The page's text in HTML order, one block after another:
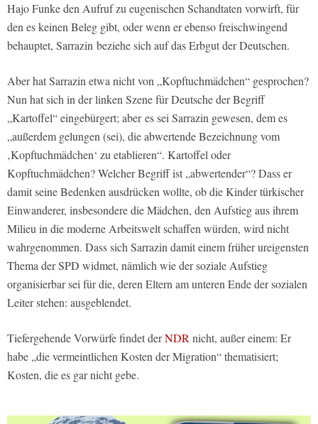
Hajo Funke den Aufruf zu eugenischen Schandtaten vorwirft, für
den es keinen Beleg gibt, oder wenn er ebenso freischwingend
behauptet, Sarrazin beziehe sich auf das Erbgut der Deutschen.
Aber hat Sarrazin etwa nicht von „Kopftuchmädchen“ gesprochen?
Nun hat sich in der linken Szene für Deutsche der Begriff
„Kartoffel“ eingebürgert; aber es sei Sarrazin gewesen, dem es
„außerdem gelungen (sei), die abwertende Bezeichnung vom
‚Kopftuchmädchen‘ zu etablieren“. Kartoffel oder
Kopftuchmädchen? Welcher Begriff ist „abwertender“? Dass er
damit seine Bedenken ausdrücken wollte, ob die Kinder türkischer
Einwanderer, insbesondere die Mädchen, den Aufstieg aus ihrem
Milieu in die moderne Arbeitswelt schaffen würden, wird nicht
wahrgenommen. Dass sich Sarrazin damit einem früher ureigensten
Thema der SPD widmet, nämlich wie der soziale Aufstieg
organisierbar sei für die, deren Eltern am unteren Ende der sozialen
Leiter stehen: ausgeblendet.
Tiefergehende Vorwürfe findet derNDRnicht, außer einem: Er
habe „die vermeintlichen Kosten der Migration“ thematisiert;
Kosten, die es gar nicht gebe.